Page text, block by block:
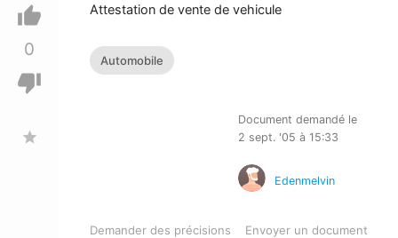
thumb_up
0
thumb_down
star
Attestation de vente de vehicule
Automobile
Document demandé le
2 sept. '05 à 15:33
Edenmelvin
Demander des précisions Envoyer un document